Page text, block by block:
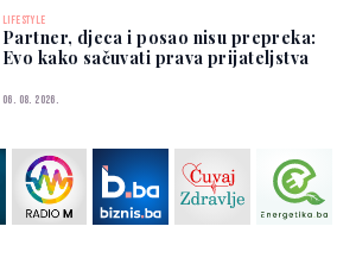
LIFESTYLE
Partner, djeca i posao nisu prepreka:
Evo kako sačuvati prava prijateljstva
06. 08. 2026.